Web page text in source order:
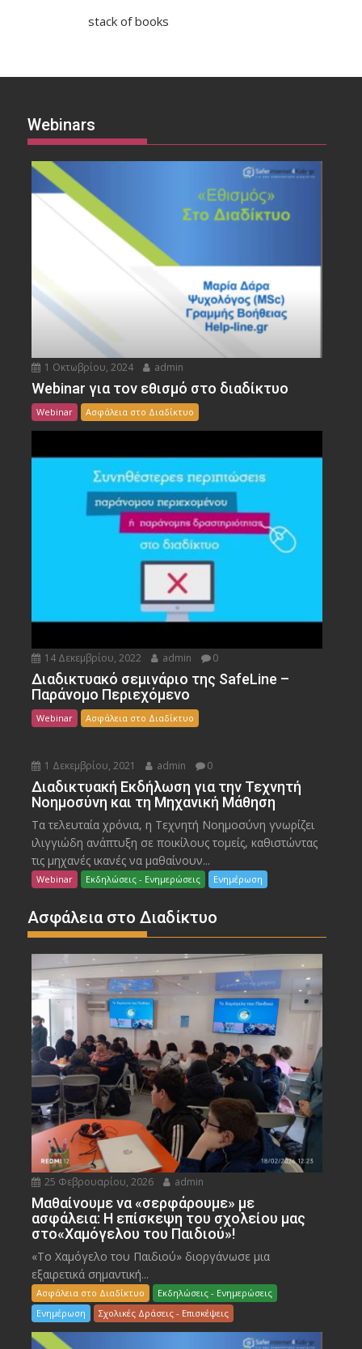
stack of books
Webinars
1 Οκτωβρίου, 2024 admin
Webinar για τον εθισμό στο διαδίκτυο
Webinar Ασφάλεια στο Διαδίκτυο
14 Δεκεμβρίου, 2022 admin 0
Διαδικτυακό σεμινάριο της SafeLine –
Παράνομο Περιεχόμενο
Webinar Ασφάλεια στο Διαδίκτυο
1 Δεκεμβρίου, 2021 admin 0
Διαδικτυακή Εκδήλωση για την Τεχνητή
Νοημοσύνη και τη Μηχανική Μάθηση
Τα τελευταία χρόνια, η Τεχνητή Νοημοσύνη γνωρίζει
ιλιγγιώδη ανάπτυξη σε ποικίλους τομείς, καθιστώντας
τις μηχανές ικανές να μαθαίνουν...
Webinar Εκδηλώσεις - Ενημερώσεις Ενημέρωση
Ασφάλεια στο Διαδίκτυο
25 Φεβρουαρίου, 2026 admin
Μαθαίνουμε να «σερφάρουμε» με
ασφάλεια: Η επίσκεψη του σχολείου μας
στο«Χαμόγελου του Παιδιού»!
«Το Χαμόγελο του Παιδιού» διοργάνωσε μια
εξαιρετικά σημαντική...
Ασφάλεια στο Διαδίκτυο
Εκδηλώσεις - Ενημερώσεις
Ενημέρωση
Σχολικές Δράσεις - Επισκέψεις